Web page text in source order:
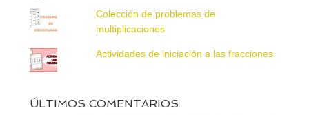
Colección de problemas de
multiplicaciones
Actividades de iniciación a las fracciones
ÚLTIMOS COMENTARIOS